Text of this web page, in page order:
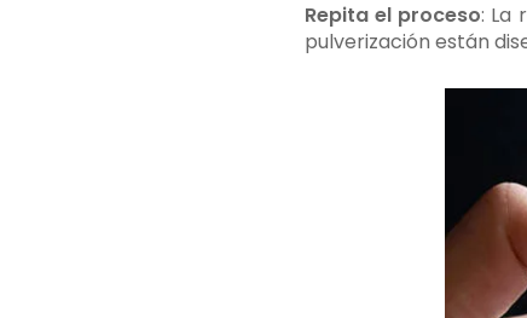
Repita el proceso: La
pulverización están